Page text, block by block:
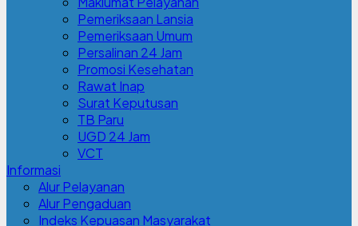
Pemeriksaan Lansia
Pemeriksaan Umum
Persalinan 24 Jam
Promosi Kesehatan
Rawat Inap
Surat Keputusan
TB Paru
UGD 24 Jam
VCT
Informasi
Alur Pelayanan
Alur Pengaduan
Indeks Kepuasan Masyarakat